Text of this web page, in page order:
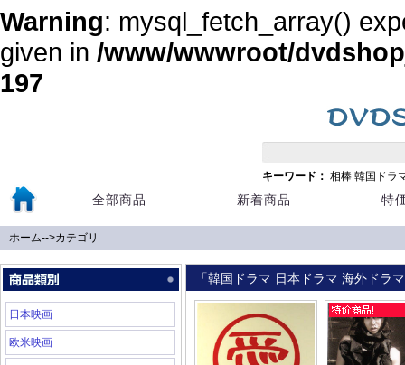
Warning: mysql_fetch_array()
given in /www/wwwroot/
197
キーワード： 相棒 韓国ドラ
全部商品 新着商品 特
ホーム-->カテゴリ
日本映画
欧米映画
「韓国ドラマ 日本ドラマ 海外ドラ